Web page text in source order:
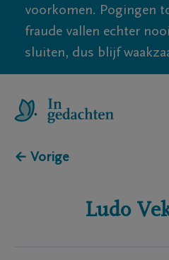
voorkomen. Pogingen
fraude vallen echter
sluiten, dus blijf
← Vorige
Ludo